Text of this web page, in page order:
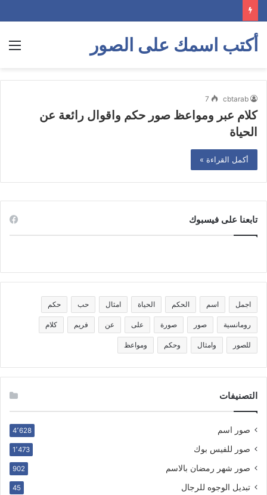
أكتب اسمك على الصور
cbtarab
7
كلام عبر ومواعظ صور حكم واقوال رائعة عن
الحياة
أكمل القراءة »
تابعنا على فيسبوك
اجمل اسم الحكم الحياة امثال حب حكم
رومانسية صور صورة على عن فريم كلام
للصور وامثال وحكم ومواعظ
التصنيفات
صور اسم 4٬628
صور للفيس بوك 1٬473
صور شهر رمضان بالاسم 902
تبديل الوجوه للرجال 45